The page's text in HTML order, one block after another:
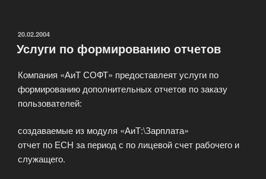
ОПУБЛИКОВАНО
20.02.2004
Услуги по формированию отчетов
Компания «АиТ СОФТ» предоставлеят услуги по
формированию дополнительных отчетов по заказу
пользователей:
создаваемые из модуля «АиТ:\Зарплата»
отчет по ЕСН за период с по лицевой счет рабочего и
служащего.